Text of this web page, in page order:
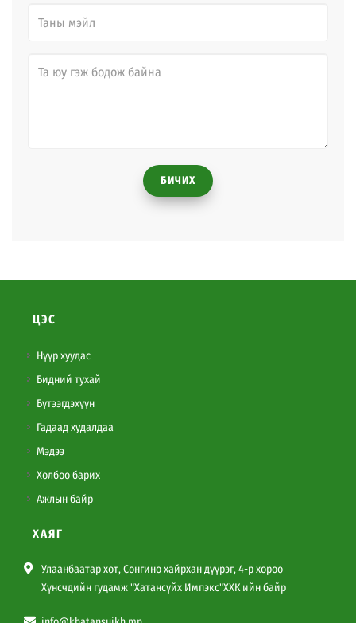
БИЧИХ
ЦЭС
Нүүр хуудас
Бидний тухай
Бүтээгдэхүүн
Гадаад худалдаа
Мэдээ
Холбоо барих
Ажлын байр
ХАЯГ
Улаанбаатар хот, Сонгино хайрхан дүүрэг, 4-р хороо
Хүнсчдийн гудамж "Хатансүйх Импэкс"ХХК ийн байр